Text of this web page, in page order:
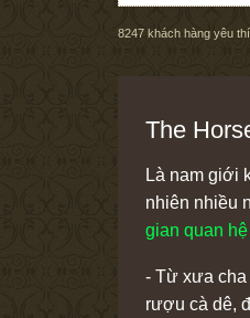
8247 khách hàng yêu
The
Là nam giới
nhiên nhiều
gian quan hệ
- Từ xưa cha
rượu cà dê,